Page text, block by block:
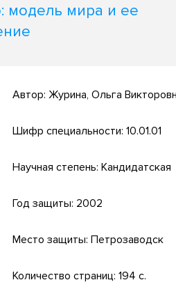
модель мира и ее
Автор: Журина, Ольга
Шифр специальности: 10.01.01
Научная степень: Кандидатская
Год защиты: 2002
Место защиты: Петрозаводск
Количество страниц: 194 с.